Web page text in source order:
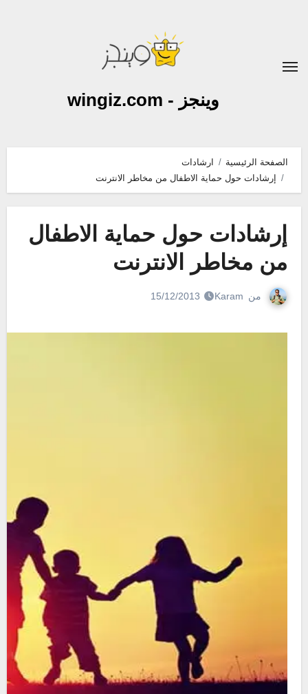
وينجز - wingiz.com
الصفحة الرئيسية
ارشادات
إرشادات حول حماية الاطفال من مخاطر الانترنت
إرشادات حول حماية الاطفال
من مخاطر الانترنت
من Karam
15/12/2013